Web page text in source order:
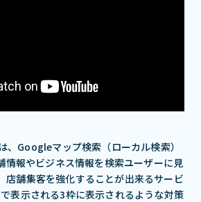
、Googleマップ検索（ローカル検索）
情報やビジネス情報を検索ユーザーに⾒
店舗集客を強化することが出来るサービ
表⽰される3枠に表⽰されるような対策